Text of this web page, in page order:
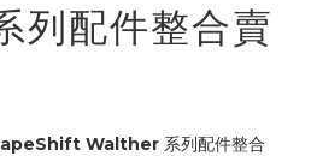
配件整合賣
Walther 系列配件整合